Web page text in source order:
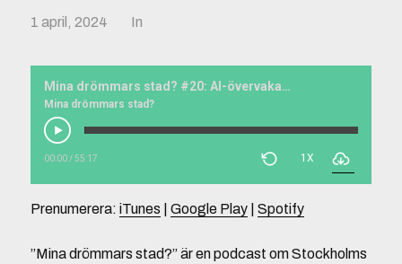
1 april, 2024 In
Mina drömmars stad? #20: AI-övervakad i tuben
Mina drömmars stad?
00:00/55:17 1X
Prenumerera: iTunes Google Play| Spotify
”Mina drömmars stad?” är en podcast om Stockholms